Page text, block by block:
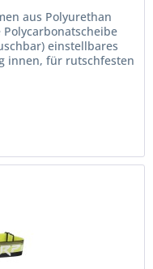
aus Polyurethan
einstellbares
innen, für rutschfesten